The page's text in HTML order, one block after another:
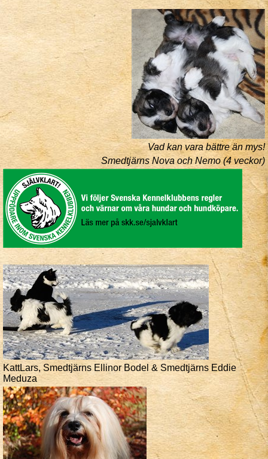
Vad kan vara bättre än mys!
Smedtjärns Nova och Nemo (4 veckor)
KattLars, Smedtjärns Ellinor Bodel & Smedtjärns Eddie
Meduza